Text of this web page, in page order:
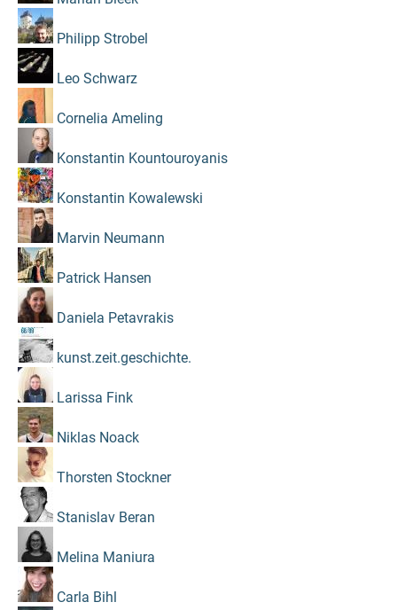
Philipp Strobel
Leo Schwarz
Cornelia Ameling
Konstantin Kountouroyanis
Konstantin Kowalewski
Marvin Neumann
Patrick Hansen
Daniela Petavrakis
kunst.zeit.geschichte.
Larissa Fink
Niklas Noack
Thorsten Stockner
Stanislav Beran
Melina Maniura
Carla Bihl